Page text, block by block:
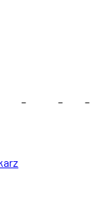
– – –